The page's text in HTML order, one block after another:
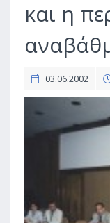
και η
03.06.2002